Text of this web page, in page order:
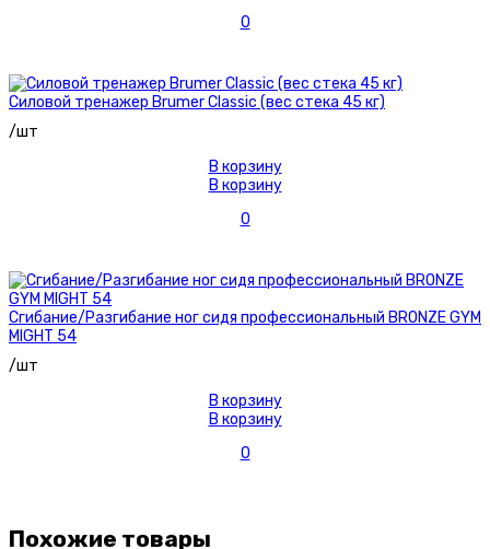
0
Силовой тренажер Brumer Classic (вес стека 45 кг)
/шт
В корзину
В корзину
0
Сгибание/Разгибание ног сидя профессиональный BRONZE GYM
MIGHT 54
/шт
В корзину
В корзину
0
Похожие товары